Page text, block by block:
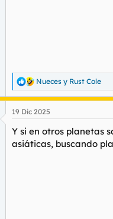
R
e
a
c
i
o
Nueces y Rust Cole
19 Dic 2025
Y si en otros planetas
asiáticas, buscando